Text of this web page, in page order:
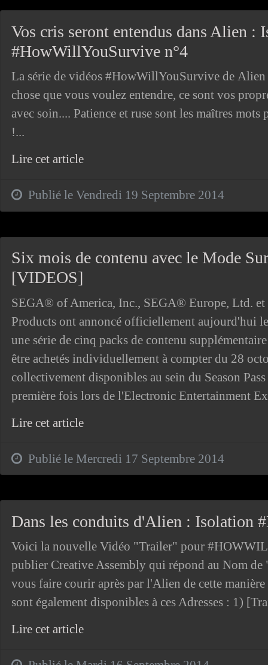
Vos cris seront entendus dans Alien :
#HowWillYouSurvive n°4
La série de vidéos #HowWillYouSurvive de
chose que vous voulez entendre, ce sont vos
avec soin.... Patience et ruse sont les maîtres
!...
Lire cet article
Publié le Vendredi 19 Septembre 2014
Six mois de contenu avec le Mode
[VIDEOS]
SEGA® of America, Inc., SEGA® Europe, Ltd.
Products ont annoncé officiellement aujourd'hui
une série de cinq packs de contenu
être achetés individuellement à compter du 28
collectivement disponibles au sein du Season
première fois lors de l'Electronic Entertainment
Lire cet article
Publié le Mercredi 17 Septembre 2014
Dans les conduits d'Alien : Isolation
Voici la nouvelle Vidéo "Trailer" pour
publier Creative Assembly qui répond au Nom de
vous faire courir après par l'Alien de cette
sont également disponibles à ces Adresses : 1)
Lire cet article